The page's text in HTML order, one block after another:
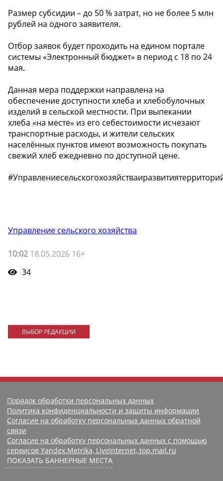
Размер субсидии – до 50 % затрат, но не более 5 млн
рублей на одного заявителя.
Отбор заявок будет проходить на едином портале
системы «Электронный бюджет» в период с 18 по 24
мая.
Данная мера поддержки направлена на
обеспечение доступности хлеба и хлебобулочных
изделий в сельской местности. При выпекании
хлеба «на месте» из его себестоимости исчезают
транспортные расходы, и жители сельских
населённых пунктов имеют возможность покупать
свежий хлеб ежедневно по доступной цене.
Управление сельского хозяйства
10:02 18.05.2026 16+
34
ВЫБОР РЕДАКЦИИ
Порядок обработки персональных данных
Политика конфиденциальности и защиты информации
Согласие на обработку персональных данных обратной
связи
Согласие на обработку персональных данных с помощью
сервисов Yandex.Metrika, LiveInternet, top.mail.ru
ПОКАЗАТЬ БАННЕРНЫЕ МЕСТА